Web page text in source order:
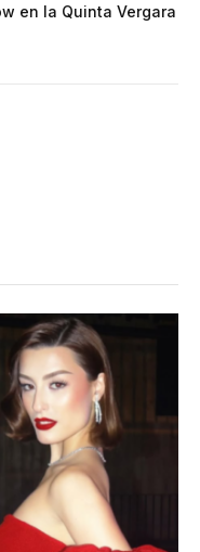
en la Quinta Vergara